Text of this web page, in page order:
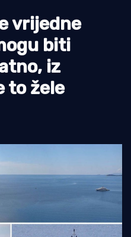
vrijedne
biti
iz
to žele